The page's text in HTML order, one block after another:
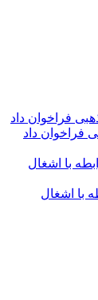
فراخوان داد
با اشغال